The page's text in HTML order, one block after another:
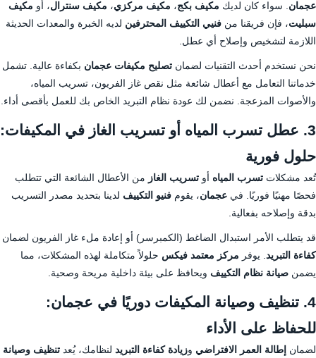
عجمان. سواء كان لديك مكيف بكج، مكيف مركزي، مكيف سنترال، أو مكيف
سبليت، فإن فريقنا من فنيي التكييف المحترفين لديه الخبرة والمعدات الحديثة
اللازمة لتشخيص وإصلاح أي عطل.
نحن نستخدم أحدث التقنيات لضمان تصليح مكيفات عجمان بكفاءة عالية. تشمل
خدماتنا التعامل مع أعطال شائعة مثل نقص غاز الفريون، تسريب المياه،
والأصوات المزعجة. نضمن لك عودة نظام التبريد الخاص بك للعمل بأقصى أداء.
3. عطل تسرب المياه أو تسريب الغاز في المكيفات:
حلول فورية
تُعد مشكلات تسرب المياه أو تسريب الغاز من الأعطال الشائعة التي تتطلب
فحصًا مهنيًا فوريًا. في عجمان، يقوم فنيو التكييف لدينا بتحديد مصدر التسريب
بدقة وإصلاحه بفعالية.
قد يتطلب الأمر استبدال الضاغط (الكمبرسر) أو إعادة ملء غاز الفريون لضمان
كفاءة التبريد. يوفر مركز معتمد فيكس حلولاً متكاملة لهذه المشكلات، مما
يضمن صيانة نظام التكييف ويحافظ على بيئة داخلية مريحة وصحية.
4. تنظيف وصيانة المكيفات دوريًا في عجمان:
للحفاظ على الأداء
لضمان إطالة العمر الافتراضي وزيادة كفاءة التبريد لنظامك، يُعد تنظيف وصيانة